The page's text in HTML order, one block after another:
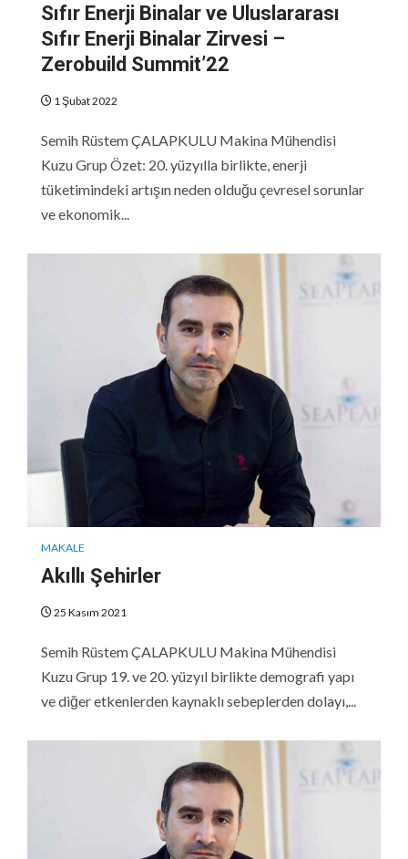
Sıfır Enerji Binalar ve Uluslararası
Sıfır Enerji Binalar Zirvesi –
Zerobuild Summit’22
1 Şubat 2022
Semih Rüstem ÇALAPKULU Makina Mühendisi
Kuzu Grup Özet: 20. yüzyılla birlikte, enerji
tüketimindeki artışın neden olduğu çevresel sorunlar
ve ekonomik...
MAKALE
Akıllı Şehirler
25 Kasım 2021
Semih Rüstem ÇALAPKULU Makina Mühendisi
Kuzu Grup 19. ve 20. yüzyıl birlikte demografi yapı
ve diğer etkenlerden kaynaklı sebeplerden dolayı,...